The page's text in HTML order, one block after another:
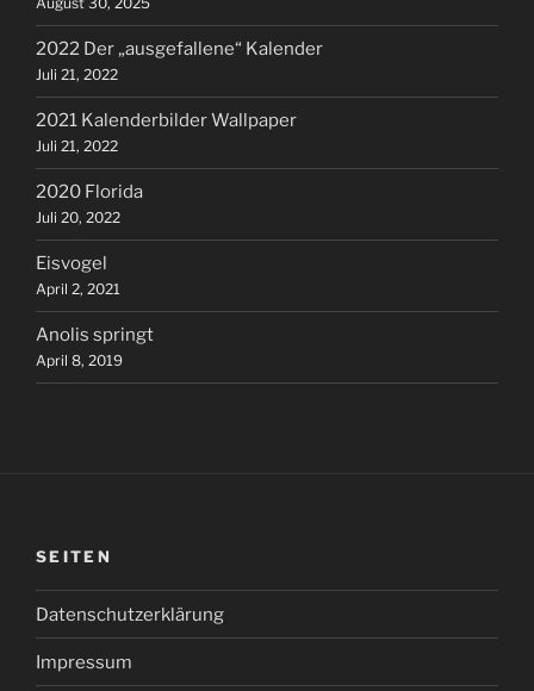
2022 Der „ausgefallene“ Kalender
Juli 21, 2022
2021 Kalenderbilder Wallpaper
Juli 21, 2022
2020 Florida
Juli 20, 2022
Eisvogel
April 2, 2021
Anolis springt
April 8, 2019
SEITEN
Datenschutzerklärung
Impressum